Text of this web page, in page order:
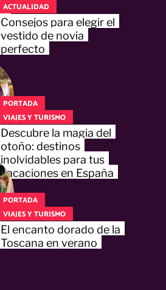
ACTUALIDAD
Consejos para elegir el
vestido de novia
perfecto
PORTADA
VIAJES Y TURISMO
Descubre la magia del
otoño: destinos
inolvidables para tus
vacaciones en España
PORTADA
VIAJES Y TURISMO
El encanto dorado de la
Toscana en verano